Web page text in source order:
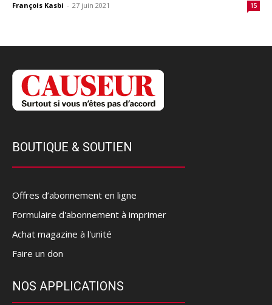
François Kasbi - 27 juin 2021 15
BOUTIQUE & SOUTIEN
Offres d’abonnement en ligne
Formulaire d'abonnement à imprimer
Achat magazine à l'unité
Faire un don
NOS APPLICATIONS